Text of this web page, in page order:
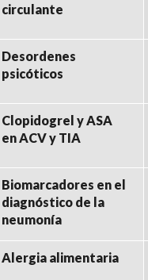
circulante
Desordenes
psicóticos
Clopidogrel y ASA
en ACV y TIA
Biomarcadores en el
diagnóstico de la
neumonía
Alergia alimentaria